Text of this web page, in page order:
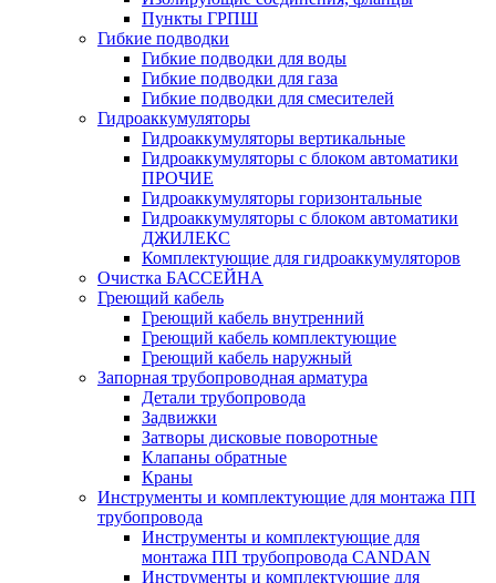
Пункты ГРПШ
Гибкие подводки
Гибкие подводки для воды
Гибкие подводки для газа
Гибкие подводки для смесителей
Гидроаккумуляторы
Гидроаккумуляторы вертикальные
Гидроаккумуляторы с блоком автоматики
ПРОЧИЕ
Гидроаккумуляторы горизонтальные
Гидроаккумуляторы с блоком автоматики
ДЖИЛЕКС
Комплектующие для гидроаккумуляторов
Очистка БАССЕЙНА
Греющий кабель
Греющий кабель внутренний
Греющий кабель комплектующие
Греющий кабель наружный
Запорная трубопроводная арматура
Детали трубопровода
Задвижки
Затворы дисковые поворотные
Клапаны обратные
Краны
Инструменты и комплектующие для монтажа ПП
трубопровода
Инструменты и комплектующие для
монтажа ПП трубопровода CANDAN
Инструменты и комплектующие для